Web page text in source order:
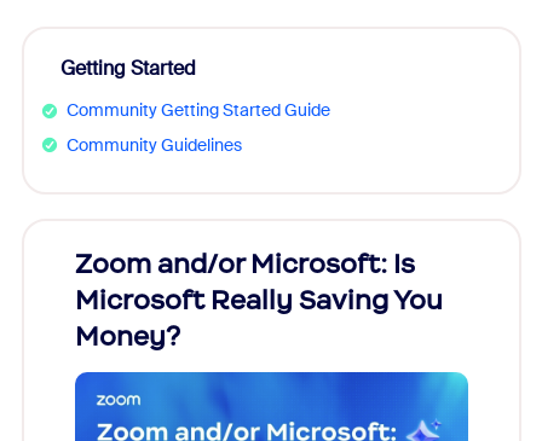
Getting Started
Community Getting Started Guide
Community Guidelines
Zoom and/or Microsoft: Is
Microsoft Really Saving You
Money?